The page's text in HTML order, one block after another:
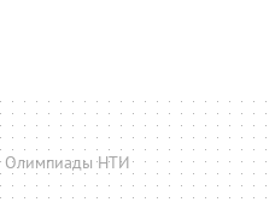
Олимпиады НТИ